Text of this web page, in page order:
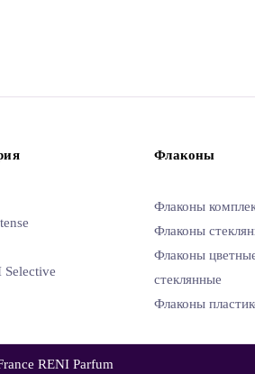
Флаконы
Флаконы
Флаконы
Флаконы
стеклянные
Флаконы
RENI Parfum